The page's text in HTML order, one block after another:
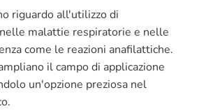
riguardo all'utilizzo di
malattie respiratorie e nelle
come le reazioni anafilattiche.
il campo di applicazione
un'opzione preziosa nel